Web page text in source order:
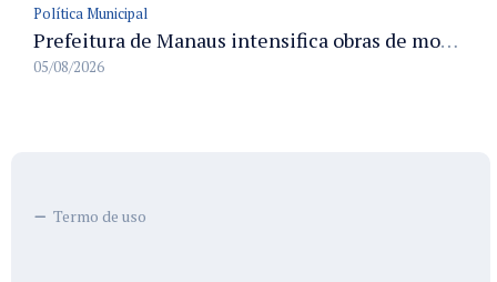
Política Municipal
Prefeitura de Manaus intensifica obras de modernização no viaduto Miguel Arraes para ampliar segurança e acessibilidade na região
05/08/2026
Termo de uso